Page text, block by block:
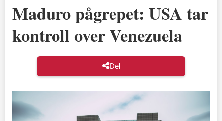
Maduro pågrepet: USA tar
kontroll over Venezuela
Del